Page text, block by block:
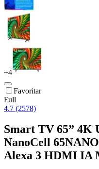
+4
Favoritar
Full
4.7 (2578)
Smart TV 65” 4K
NanoCell
Alexa 3 HDMI IA